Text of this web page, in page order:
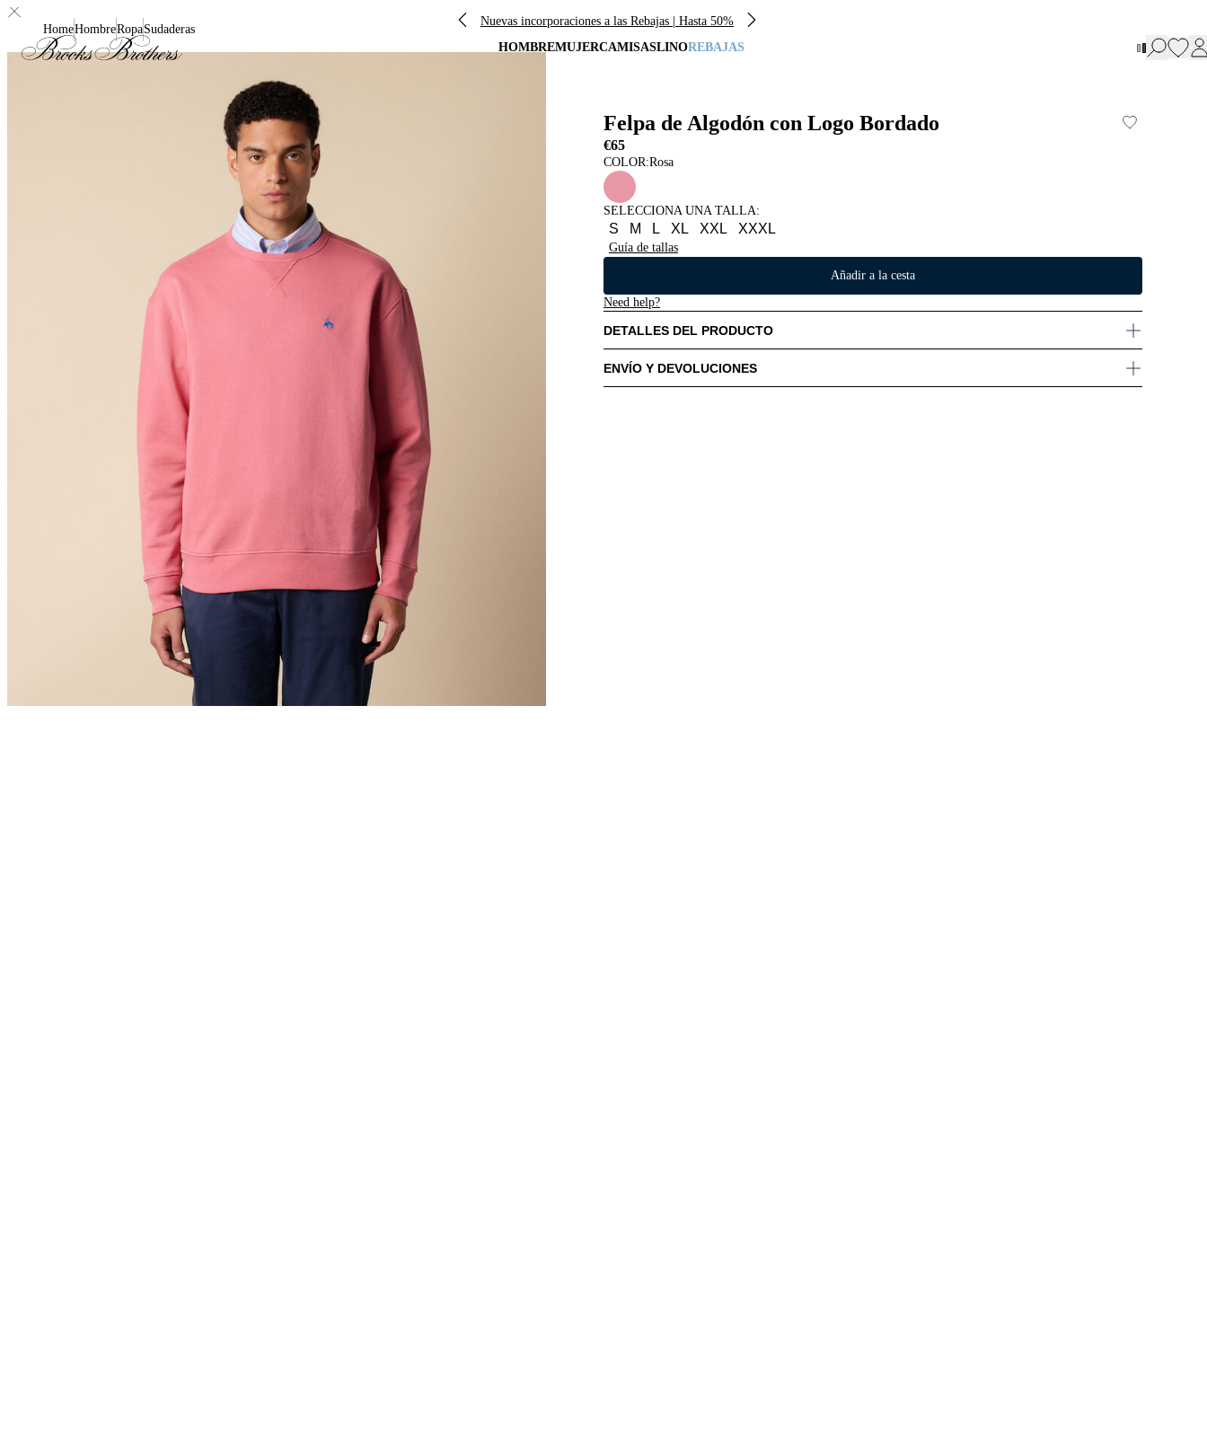
Nuevas incorporaciones a las Rebajas | Hasta 50%
HOMBREMUJERCAMISASLINOREBAJAS
HomeHombreRopaSudaderas
Felpa de Algodón con Logo Bordado
€65
COLOR:Rosa
SELECCIONA UNA TALLA:
S M L XL XXL XXXL
Guía de tallas
Añadir a la cesta
Need help?
DETALLES DEL PRODUCTO
ENVÍO Y DEVOLUCIONES